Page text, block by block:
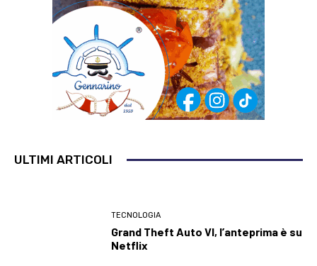
ULTIMI ARTICOLI
TECNOLOGIA
Grand Theft Auto VI, l’anteprima è su
Netflix